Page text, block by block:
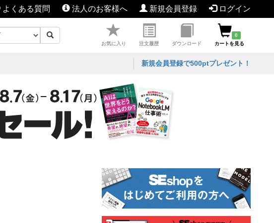
よくある質問 法人のお客様へ 新規会員登録 ログイン
お気に入り 注文履歴 ダウンロード
0
カートを見る
新規会員登録で500ptプレゼント！